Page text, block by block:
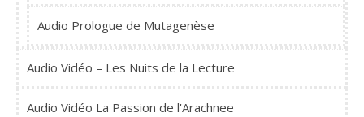
Audio Prologue de Mutagenèse
Audio Vidéo – Les Nuits de la Lecture
Audio Vidéo La Passion de l'Arachnee